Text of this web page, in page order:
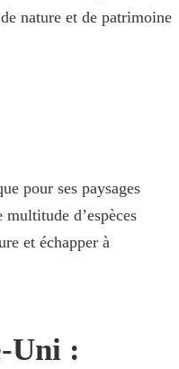
nature et de patrimoine
pour ses paysages
d’espèces
et échapper à
Uni :